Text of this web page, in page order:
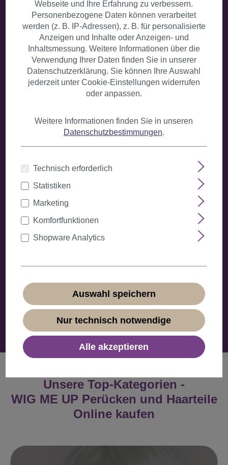
Produktgalerie überspringen
Damen Perücke Bob kurze glatte Haare
mit Ponyfrisur schwarz 2212-1B
Produktnummer:
+ Farbvarianten
Über uns und unseren Service
Unsere Top-Kategorien -
WIG ME UP Perücken und Haarteile
Online kaufen
Slider überspringen
Webseite und Ihre Erfahrung zu verbessern.
Personenbezogene Daten können verarbeitet
werden (z. B. IP-Adressen), z. B. für personalisierte
Anzeigen und Inhalte oder Anzeigen- und
Inhaltsmessung. Weitere Informationen über die
Verwendung Ihrer Daten finden Sie in unserer
Datenschutzerklärung. Sie können Ihre Auswahl
jederzeit unter Cookie-Einstellungen widerrufen
oder anpassen.
Weitere Informationen finden Sie in unseren
Datenschutzbestimmungen.
Technisch erforderlich
Statistiken
Marketing
Komfortfunktionen
Shopware Analytics
Auswahl speichern
Nur technisch notwendige
Alle akzeptieren